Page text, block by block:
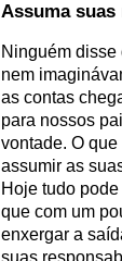
Assuma
Ninguém
nem
as contas
para nossos
vontade. O
assumir as
Hoje tudo
que com um
enxergar a
suas